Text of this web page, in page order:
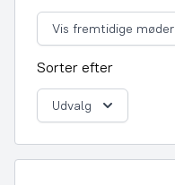
Vis fremtidige møder
Sorter efter
Udvalg